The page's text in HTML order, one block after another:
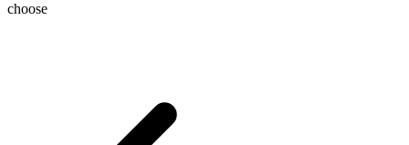
choose